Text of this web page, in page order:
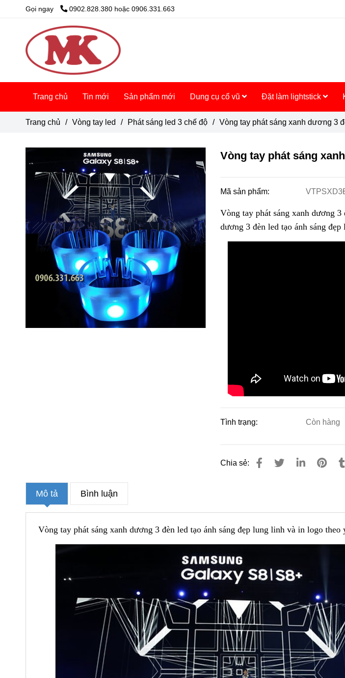
Gọi ngay 0902.828.380 hoặc 0906.331.663
Trang chủ Tin mới Sản phẩm mới Dung cụ cổ vũ Đặt làm lightstick
Trang chủ / Vòng tay led / Phát sáng led 3 chế độ / Vòng tay phát sáng xanh dương 3
Vòng tay phát sáng
Mã sản phẩm:
Vòng tay phát sáng xanh dương
dương 3 đèn led tạo ánh sáng
Tình trạng: Còn hàng
Chia sẻ:
Mô tả Bình luận
Vòng tay phát sáng xanh dương 3 đèn led tạo ánh sáng đẹp lung linh và in logo theo